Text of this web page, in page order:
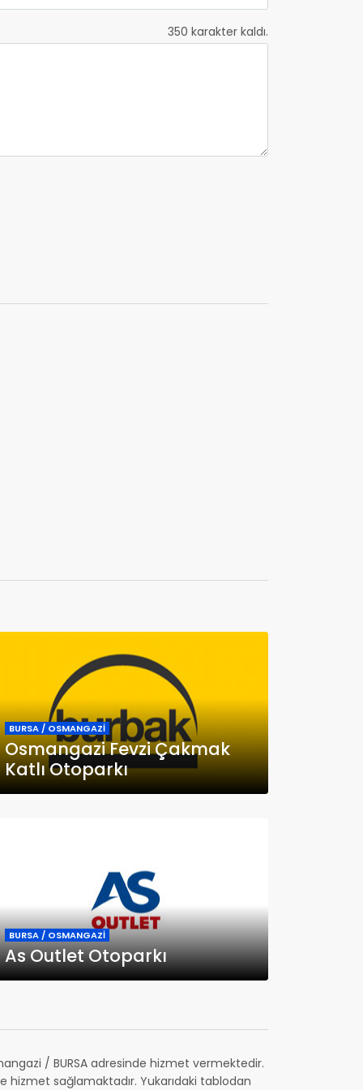
350 karakter kaldı.
BURSA / OSMANGAZİ
Osmangazi Fevzi Çakmak
Katlı Otoparkı
BURSA / OSMANGAZİ
As Outlet Otoparkı
/ BURSA adresinde hizmet vermektedir.
sağlamaktadır. Yukarıdaki tablodan